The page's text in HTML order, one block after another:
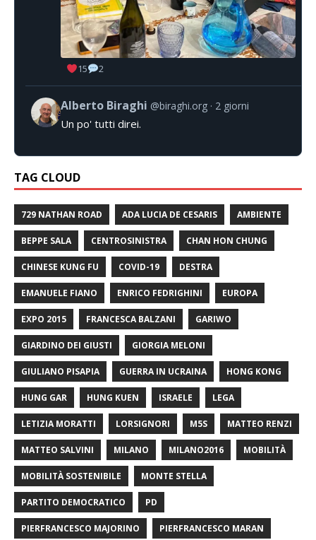
15 2
Alberto Biraghi @biraghi.org 2 giorni
Un po' tutti direi.
TAG CLOUD
729 NATHAN ROAD ADA LUCIA DE CESARIS AMBIENTE
BEPPE SALA CENTROSINISTRA CHAN HON CHUNG
CHINESE KUNG FU COVID-19 DESTRA
EMANUELE FIANO ENRICO FEDRIGHINI EUROPA
EXPO 2015 FRANCESCA BALZANI GARIWO
GIARDINO DEI GIUSTI GIORGIA MELONI
GIULIANO PISAPIA GUERRA IN UCRAINA HONG KONG
HUNG GAR HUNG KUEN ISRAELE LEGA
LETIZIA MORATTI LORSIGNORI M5S MATTEO RENZI
MATTEO SALVINI MILANO MILANO2016 MOBILITÀ
MOBILITÀ SOSTENIBILE MONTE STELLA
PARTITO DEMOCRATICO PD
PIERFRANCESCO MAJORINO PIERFRANCESCO MARAN